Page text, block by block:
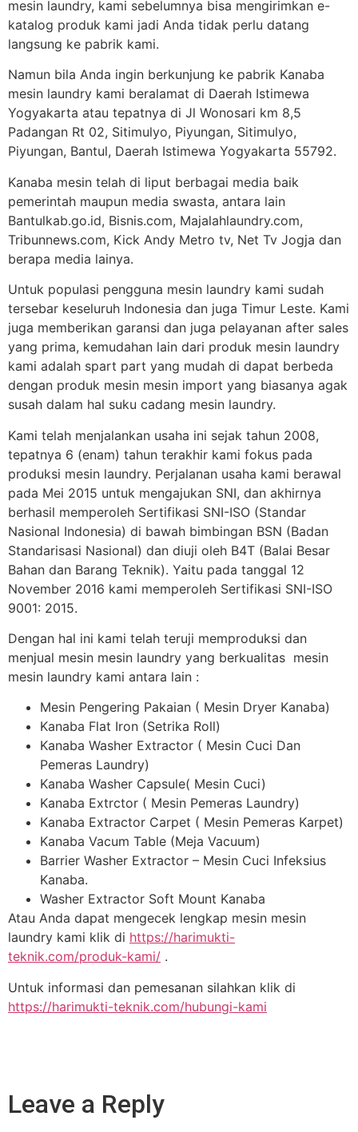
mesin laundry, kami sebelumnya bisa mengirimkan e-
katalog produk kami jadi Anda tidak perlu datang
langsung ke pabrik kami.
Namun bila Anda ingin berkunjung ke pabrik Kanaba
mesin laundry kami beralamat di Daerah Istimewa
Yogyakarta atau tepatnya di Jl Wonosari km 8,5
Padangan Rt 02, Sitimulyo, Piyungan, Sitimulyo,
Piyungan, Bantul, Daerah Istimewa Yogyakarta 55792.
Kanaba mesin telah di liput berbagai media baik
pemerintah maupun media swasta, antara lain
Bantulkab.go.id, Bisnis.com, Majalahlaundry.com,
Tribunnews.com, Kick Andy Metro tv, Net Tv Jogja dan
berapa media lainya.
Untuk populasi pengguna mesin laundry kami sudah
tersebar keseluruh Indonesia dan juga Timur Leste. Kami
juga memberikan garansi dan juga pelayanan after sales
yang prima, kemudahan lain dari produk mesin laundry
kami adalah spart part yang mudah di dapat berbeda
dengan produk mesin mesin import yang biasanya agak
susah dalam hal suku cadang mesin laundry.
Kami telah menjalankan usaha ini sejak tahun 2008,
tepatnya 6 (enam) tahun terakhir kami fokus pada
produksi mesin laundry. Perjalanan usaha kami berawal
pada Mei 2015 untuk mengajukan SNI, dan akhirnya
berhasil memperoleh Sertifikasi SNI-ISO (Standar
Nasional Indonesia) di bawah bimbingan BSN (Badan
Standarisasi Nasional) dan diuji oleh B4T (Balai Besar
Bahan dan Barang Teknik). Yaitu pada tanggal 12
November 2016 kami memperoleh Sertifikasi SNI-ISO
9001: 2015.
Dengan hal ini kami telah teruji memproduksi dan
menjual mesin mesin laundry yang berkualitas mesin
mesin laundry kami antara lain :
Mesin Pengering Pakaian ( Mesin Dryer Kanaba)
Kanaba Flat Iron (Setrika Roll)
Kanaba Washer Extractor ( Mesin Cuci Dan
Pemeras Laundry)
Kanaba Washer Capsule( Mesin Cuci)
Kanaba Extrctor ( Mesin Pemeras Laundry)
Kanaba Extractor Carpet ( Mesin Pemeras Karpet)
Kanaba Vacum Table (Meja Vacuum)
Barrier Washer Extractor – Mesin Cuci Infeksius
Kanaba.
Washer Extractor Soft Mount Kanaba
Atau Anda dapat mengecek lengkap mesin mesin
laundry kami klik di https://harimukti-
teknik.com/produk-kami/ .
Untuk informasi dan pemesanan silahkan klik di
https://harimukti-teknik.com/hubungi-kami
Leave a Reply